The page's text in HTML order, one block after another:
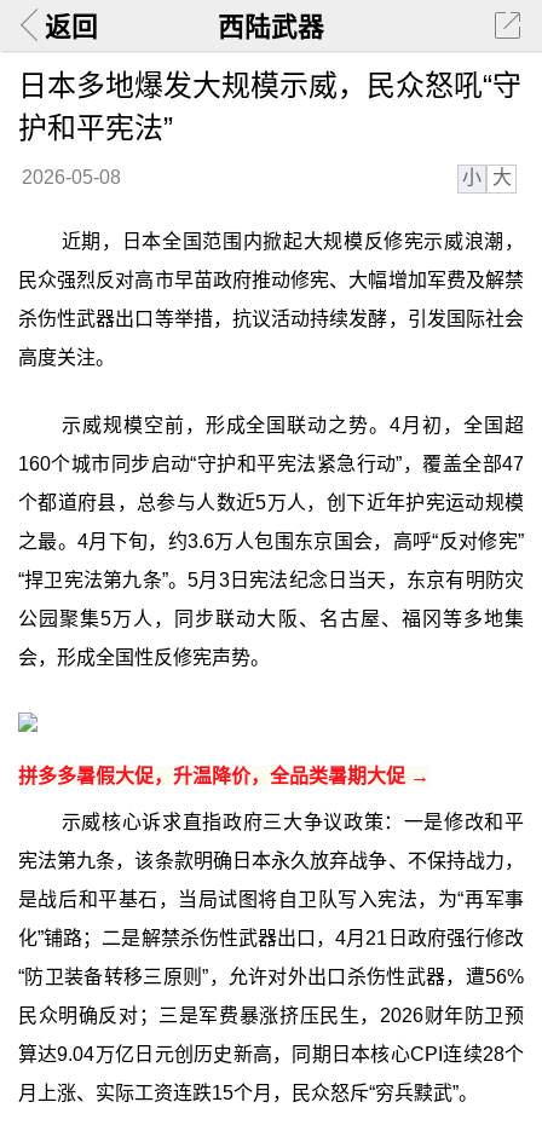
返回 西陆武器
日本多地爆发大规模示威，民众怒吼“守
护和平宪法”
2026-05-08 小 大
近期，日本全国范围内掀起大规模反修宪示威浪潮，
民众强烈反对高市早苗政府推动修宪、大幅增加军费及解禁
杀伤性武器出口等举措，抗议活动持续发酵，引发国际社会
高度关注。
示威规模空前，形成全国联动之势。4月初，全国超
160个城市同步启动“守护和平宪法紧急行动”，覆盖全部47
个都道府县，总参与人数近5万人，创下近年护宪运动规模
之最。4月下旬，约3.6万人包围东京国会，高呼“反对修宪”
“捍卫宪法第九条”。5月3日宪法纪念日当天，东京有明防灾
公园聚集5万人，同步联动大阪、名古屋、福冈等多地集
会，形成全国性反修宪声势。
拼多多暑假大促，升温降价，全品类暑期大促 →
示威核心诉求直指政府三大争议政策：一是修改和平
宪法第九条，该条款明确日本永久放弃战争、不保持战力，
是战后和平基石，当局试图将自卫队写入宪法，为“再军事
化”铺路；二是解禁杀伤性武器出口，4月21日政府强行修改
“防卫装备转移三原则”，允许对外出口杀伤性武器，遭56%
民众明确反对；三是军费暴涨挤压民生，2026财年防卫预
算达9.04万亿日元创历史新高，同期日本核心CPI连续28个
月上涨、实际工资连跌15个月，民众怒斥“穷兵黩武”。